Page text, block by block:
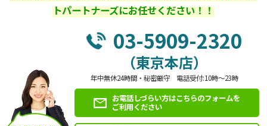
トパートナーズにお任せください！！
03-5909-2320
（東京本店）
年中無休24時間・秘密厳守 電話受付:10時～23時
お電話しづらい方はこちらのフォームを
ご利用ください